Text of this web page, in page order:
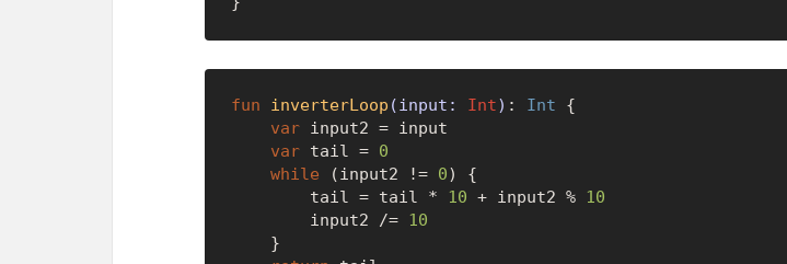
fun inverterLoop (input: Int) : Int {
var input2 = input
var tail = 0
while (input2 != 0) {
        tail = tail *
10 + input2 % 10
        input2 /=
10